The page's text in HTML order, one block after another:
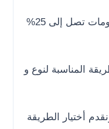
ج: نعم، نقدم عروضاً موسمية وخصومات تصل إلى 25%
المناسبة لنوع و
أختيار الطريقة